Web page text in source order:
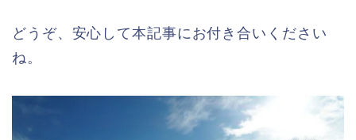
どうぞ、安心して本記事にお付き合いください
ね。